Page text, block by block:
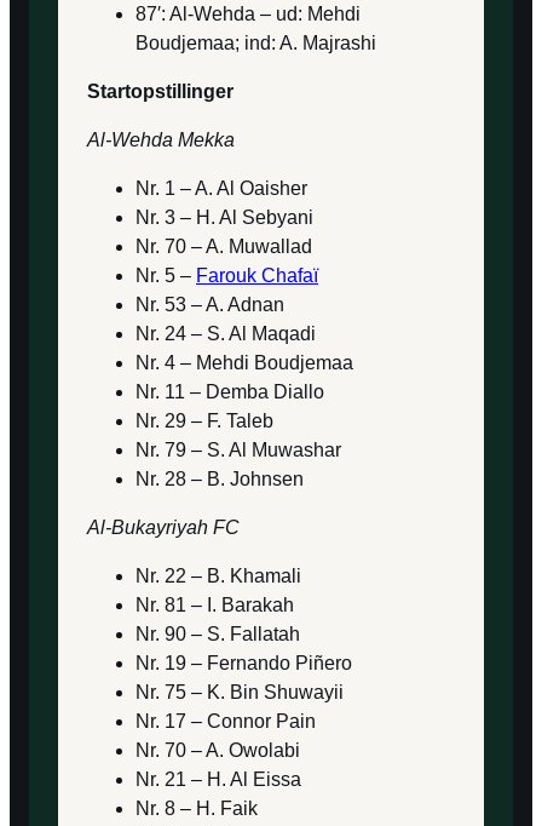
87′: Al-Wehda – ud: Mehdi
Boudjemaa; ind: A. Majrashi
Startopstillinger
Al-Wehda Mekka
Nr. 1 – A. Al Oaisher
Nr. 3 – H. Al Sebyani
Nr. 70 – A. Muwallad
Nr. 5 – Farouk Chafaï
Nr. 53 – A. Adnan
Nr. 24 – S. Al Maqadi
Nr. 4 – Mehdi Boudjemaa
Nr. 11 – Demba Diallo
Nr. 29 – F. Taleb
Nr. 79 – S. Al Muwashar
Nr. 28 – B. Johnsen
Al-Bukayriyah FC
Nr. 22 – B. Khamali
Nr. 81 – I. Barakah
Nr. 90 – S. Fallatah
Nr. 19 – Fernando Piñero
Nr. 75 – K. Bin Shuwayii
Nr. 17 – Connor Pain
Nr. 70 – A. Owolabi
Nr. 21 – H. Al Eissa
Nr. 8 – H. Faik